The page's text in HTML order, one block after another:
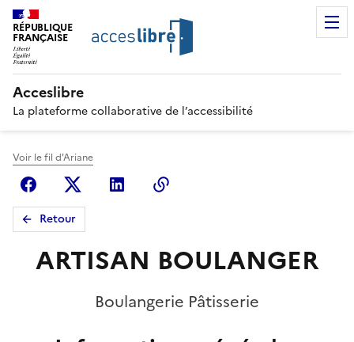
RÉPUBLIQUE
FRANÇAISE
Acceslibre
La plateforme collaborative de l’accessibilité
Voir le fil d'Ariane
FacebookX (anciennement Twitter)
Linkedin
Retour
ARTISAN BOULANGER
Boulangerie Pâtisserie